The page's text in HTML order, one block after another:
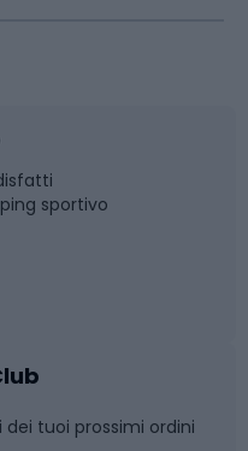
sportivo
tuoi prossimi ordini